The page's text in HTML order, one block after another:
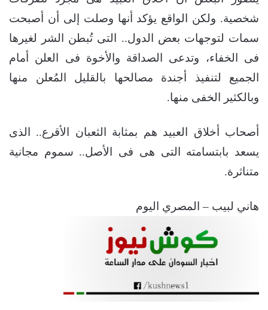
شخصية. ولكن الواقع يؤكد أنها وصلت إلى أن أصبحت
سمات لتوجهات بعض الدول.. التى تُبطن الشر لغيرها
فى الخفاء، وتدعى الصداقة والأخوة فى العلن أمام
الجميع لتنفيذ أجندة مصالحها بالقليل المُعلن منها
وبالكثير الخفى منها.
أصحاب أخلاق العبيد هم بمثابة الثعبان الأقرع.. الذى
يسعد بابتسامته التى هى فى الأصل.. سموم مجانية
متناثرة.
هاني لبيب – المصري اليوم